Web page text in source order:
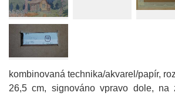
kombinovaná technika/akvarel/papír,
26,5 cm, signováno vpravo dole, na